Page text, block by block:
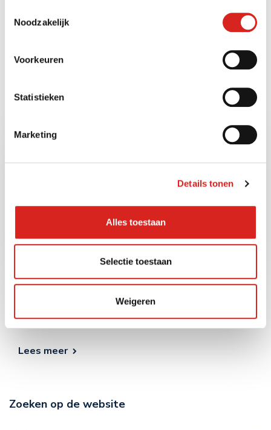
Noodzakelijk
Voorkeuren
Statistieken
Marketing
Details tonen
Alles toestaan
Selectie toestaan
Weigeren
waarborgt veiligheid
Private ruimte
en spelen een cruciale rol in de internationale handel.
Hier komen goederenstromen samenkomen. [...]
Lees meer
Zoeken op de website